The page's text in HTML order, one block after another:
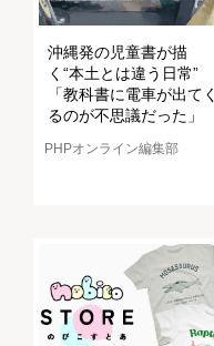
沖縄発の児童書が描
く“本土とは違う日常”
「教科書に電車が出てく
るのが不思議だった」
PHPオンライン編集部